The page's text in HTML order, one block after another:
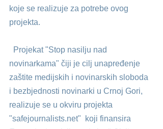
koje se realizuje za potrebe ovog
projekta.
novinarkama" čiji je cilj unapređenje
zaštite medijskih i novinarskih sloboda
i bezbjednosti novinarki u Crnoj Gori,
realizuje se u okviru projekta
"safejournalists.net"  koji finansira